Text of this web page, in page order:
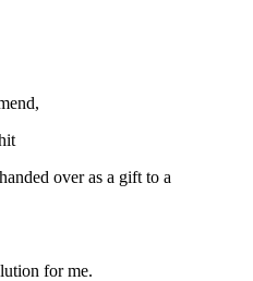
over as a gift to a
for me.